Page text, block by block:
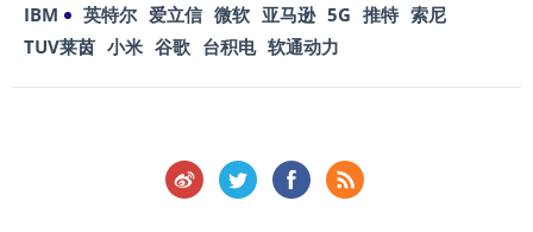
IBM
英特尔 爱立信 微软 亚马逊 5G 推特 索尼
TUV莱茵 小米 谷歌 台积电 软通动力